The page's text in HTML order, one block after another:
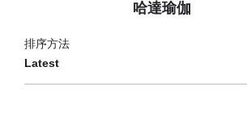
哈達瑜伽
Latest
排序方法